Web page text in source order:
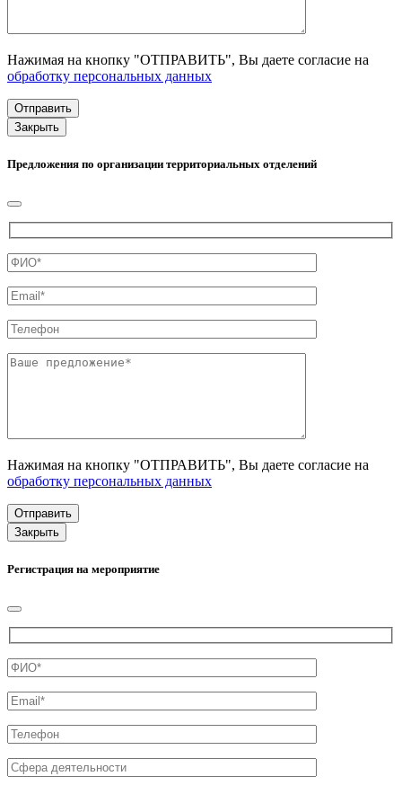
Нажимая на кнопку "ОТПРАВИТЬ", Вы даете согласие на
обработку персональных данных
Закрыть
Предложения по организации территориальных отделений
Нажимая на кнопку "ОТПРАВИТЬ", Вы даете согласие на
обработку персональных данных
Закрыть
Регистрация на мероприятие